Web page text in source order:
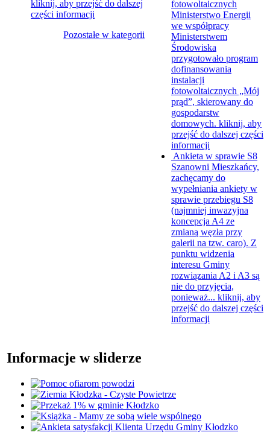
kliknij, aby przejść do dalszej
części informacji
Pozostałe w kategorii
fotowoltaicznych
Ministerstwo Energii
we współpracy
Ministerstwem
Środowiska
przygotowało program
dofinansowania
instalacji
fotowoltaicznych „Mój
prąd”, skierowany do
gospodarstw
domowych. kliknij, aby
przejść do dalszej części
informacji
Ankieta w sprawie S8
Szanowni Mieszkańcy,
zachęcamy do
wypełniania ankiety w
sprawie przebiegu S8
(najmniej inwazyjna
koncepcja A4 ze
zmianą węzła przy
galerii na tzw. caro). Z
punktu widzenia
interesu Gminy
rozwiązania A2 i A3 są
nie do przyjęcia,
ponieważ... kliknij, aby
przejść do dalszej części
informacji
Informacje w sliderze